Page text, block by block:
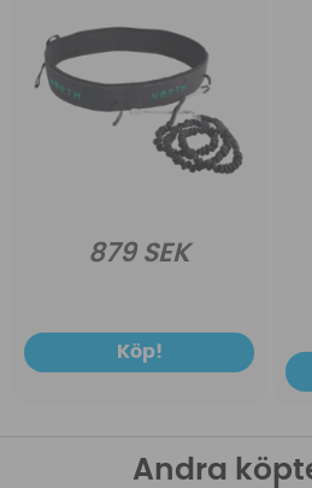
879 SEK
Köp!
Andra